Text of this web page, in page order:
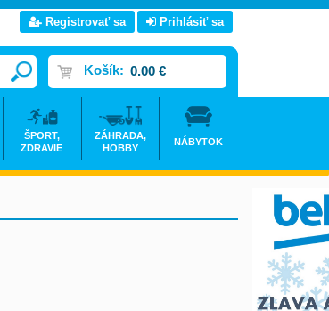
Registrovať sa Prihlásiť sa
Košík: 0.00 €
ŠPORT,
ZDRAVIE
ZÁHRADA,
HOBBY
NÁBYTOK